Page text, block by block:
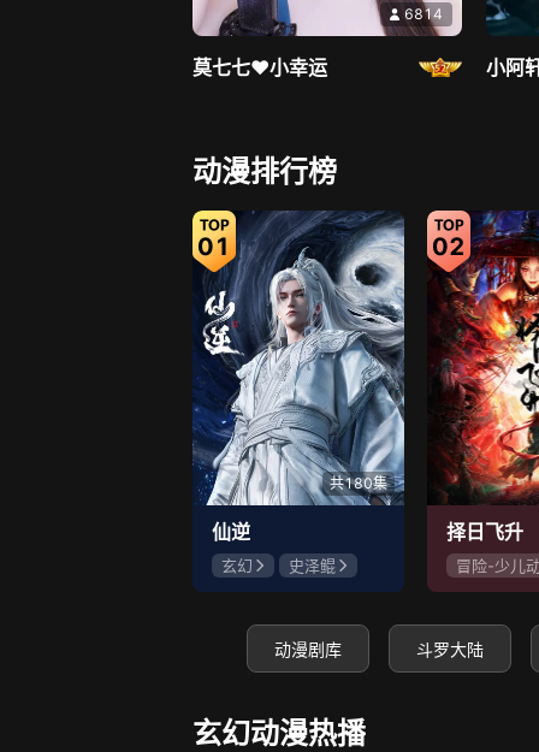
6814
莫七七♥小幸运 小阿
7277
小奶尼🛶 嘟嘟
动漫排行榜
01
共180集
仙逆
玄幻
史泽鲲
张惠霖
王婧儿
02
择日飞升
冒险-少儿
神怪
动漫剧库 斗罗大陆
玄幻动漫热播